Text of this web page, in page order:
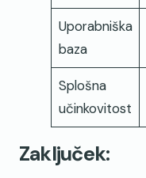
Uporabniška
baza
Splošna
učinkovitost
Zaključek: